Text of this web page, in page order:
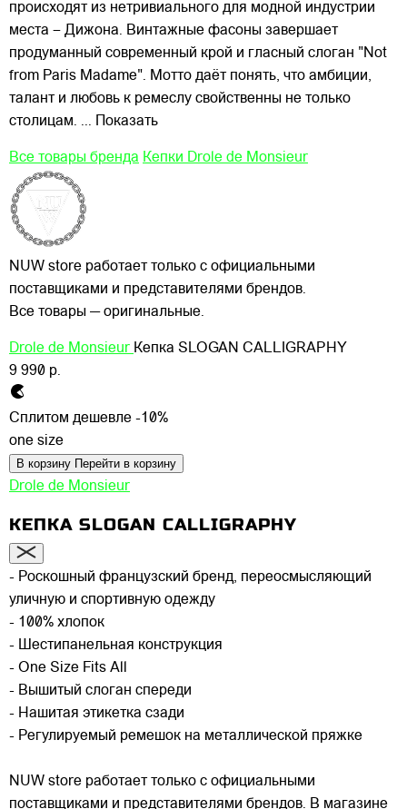
происходят из нетривиального для модной индустрии
места – Дижона. Винтажные фасоны завершает
продуманный современный крой и гласный слоган "Not
from Paris Madame". Мотто даёт понять, что амбиции,
талант и любовь к ремеслу свойственны не только
столицам. ... Показать
Все товары бренда Кепки Drole de Monsieur
NUW store работает только с официальными
поставщиками и представителями брендов.
Все товары — оригинальные.
Drole de Monsieur Кепка SLOGAN CALLIGRAPHY
9 990 р.
Сплитом дешевле -10%
one size
В корзину Перейти в корзину
Drole de Monsieur
КЕПКА SLOGAN CALLIGRAPHY
- Роскошный французский бренд, переосмысляющий
уличную и спортивную одежду
- 100% хлопок
- Шестипанельная конструкция
- One Size Fits All
- Вышитый слоган спереди
- Нашитая этикетка сзади
- Регулируемый ремешок на металлической пряжке
NUW store работает только с официальными
поставщиками и представителями брендов. В магазине